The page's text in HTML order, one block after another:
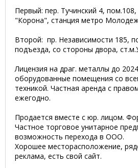
Первый: пер. Тучинский 4,
"Корона", станция метро
Второй: пр. Независимости 185,
подъезда, со стороны двора,
Лицензия на драг. металлы до
оборудованные помещения со
техникой. Частная аренда с
ежегодно.
Продается вместе с юр. лицом.
Частное торговое унитарное
возможность перехода в ООО.
Хорошее месторасположение,
реклама, есть свой сайт.